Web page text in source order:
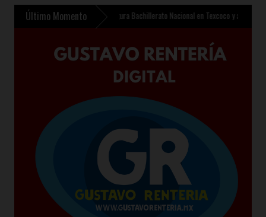
Último Momento
»Sheinbaum inaugura Bachillerato Nacional en Texcoco y anuncia 400 mil